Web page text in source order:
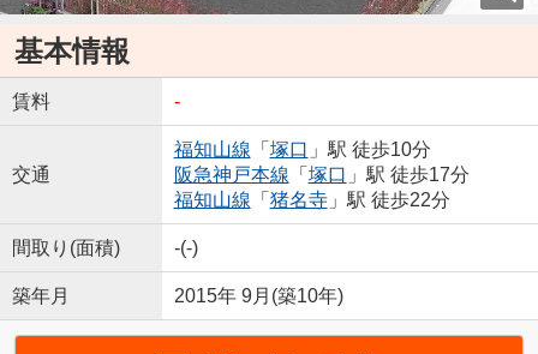
基本情報
賃料 -
交通
福知山線 「 塚口 」駅 徒歩10分
阪急神戸本線 「 塚口 」駅 徒歩17分
福知山線 「 猪名寺」駅 徒歩22分
間取り(面積) -(-)
築年月 2015年 9月(築10年)